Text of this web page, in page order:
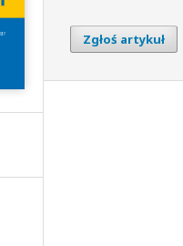
Zgłoś artykuł